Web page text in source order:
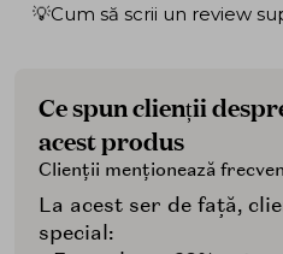
💡Cum să scrii un review
Ce spun clienții
acest produs
Clienții menționează
La acest ser de față,
special: